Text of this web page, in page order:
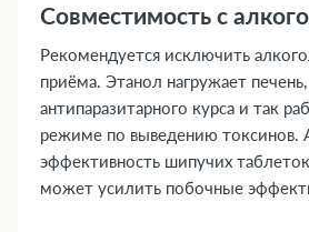
Совместимость с
Рекомендуется исключить
приёма. Этанол нагружает
антипаразитарного курса и так
режиме по выведению токсинов.
эффективность шипучих
может усилить побочные